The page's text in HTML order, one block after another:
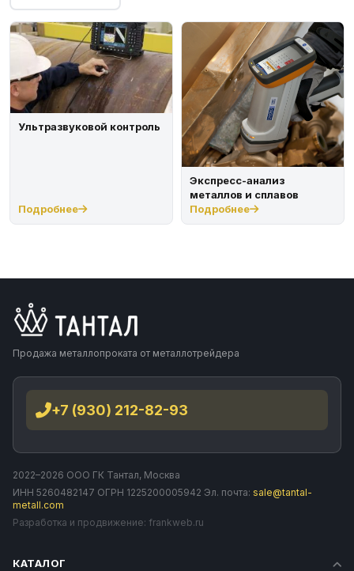
Ультразвуковой контроль
Подробнее
Экспресс-анализ
металлов и сплавов
Подробнее
Продажа металлопроката от металлотрейдера
+7 (930) 212-82-93
2022–2026 ООО ГК Тантал, Москва
ИНН 5260482147 ОГРН 1225200005942 Эл. почта: sale@tantal-
metall.com
Разработка и продвижение: frankweb.ru
КАТАЛОГ